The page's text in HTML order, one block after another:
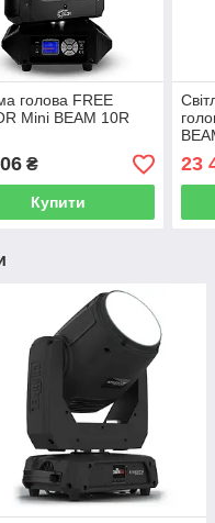
голова FREE
Mini BEAM 10R
₴
Купити
23